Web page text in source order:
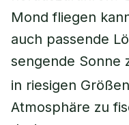
Mond fliegen
auch passende
sengende Sonne
in riesigen
Atmosphäre zu